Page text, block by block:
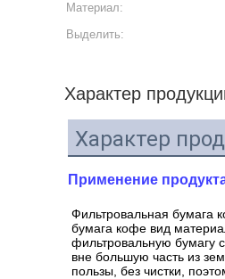
Материал:
Выделить:
Характер
Характер
Применение
Фильтровальная бумага
бумага кофе вид
фильтровальную бумагу
вне большую часть из
пользы, без чистки,